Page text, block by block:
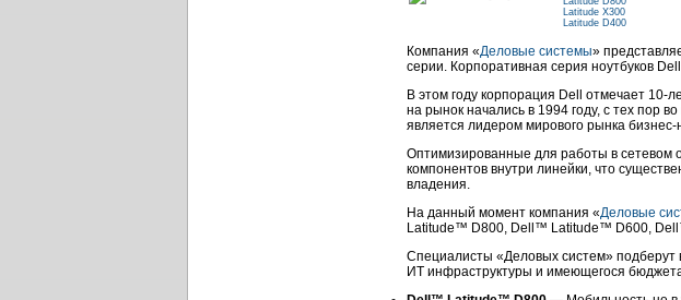
Latitude X300
Latitude D400
Компания «Деловые системы»
серии. Корпоративная серия ноутбуков
В этом году корпорация Dell отмечает 10-
на рынок начались в 1994 году, с тех пор
является лидером мирового рынка бизнес-
Оптимизированные для работы в сетевом
компонентов внутри линейки, что
владения.
На данный момент компания «Деловые
Latitude™ D800, Dell™ Latitude™ D600,
Специалисты «Деловых систем»
ИТ инфраструктуры и имеющегося